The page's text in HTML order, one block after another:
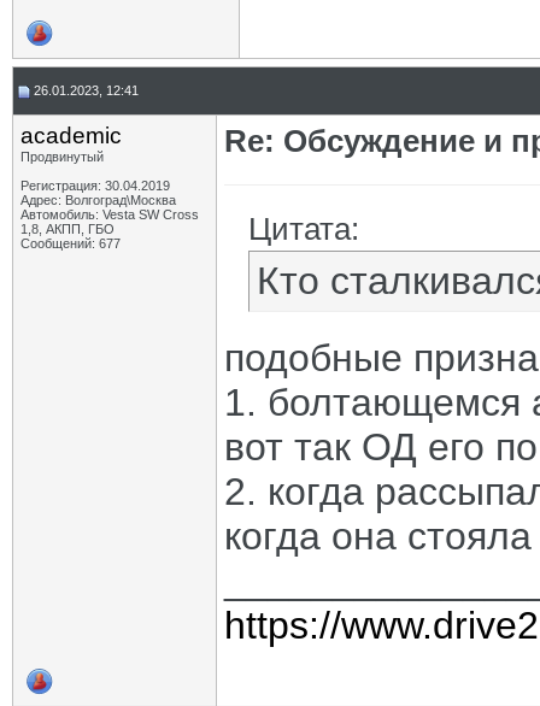
26.01.2023, 12:41
academic
Продвинутый
Регистрация: 30.04.2019
Адрес: Волгоград\Москва
Автомобиль: Vesta SW Cross
1,8, АКПП, ГБО
Сообщений: 677
Re: Обсуждение и
Цитата:
Кто
подобные
1. болтающемся
вот так ОД его
2. когда
когда она
https://